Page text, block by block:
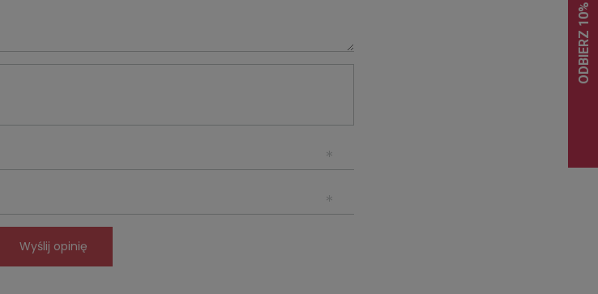
Wyślij opinię